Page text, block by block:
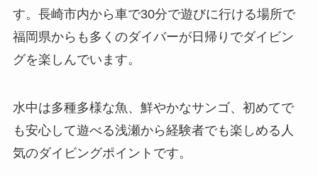
す。長崎市内から車で30分で遊びに行ける場所で
福岡県からも多くのダイバーが日帰りでダイビン
グを楽しんでいます。
水中は多種多様な魚、鮮やかなサンゴ、初めてで
も安心して遊べる浅瀬から経験者でも楽しめる人
気のダイビングポイントです。